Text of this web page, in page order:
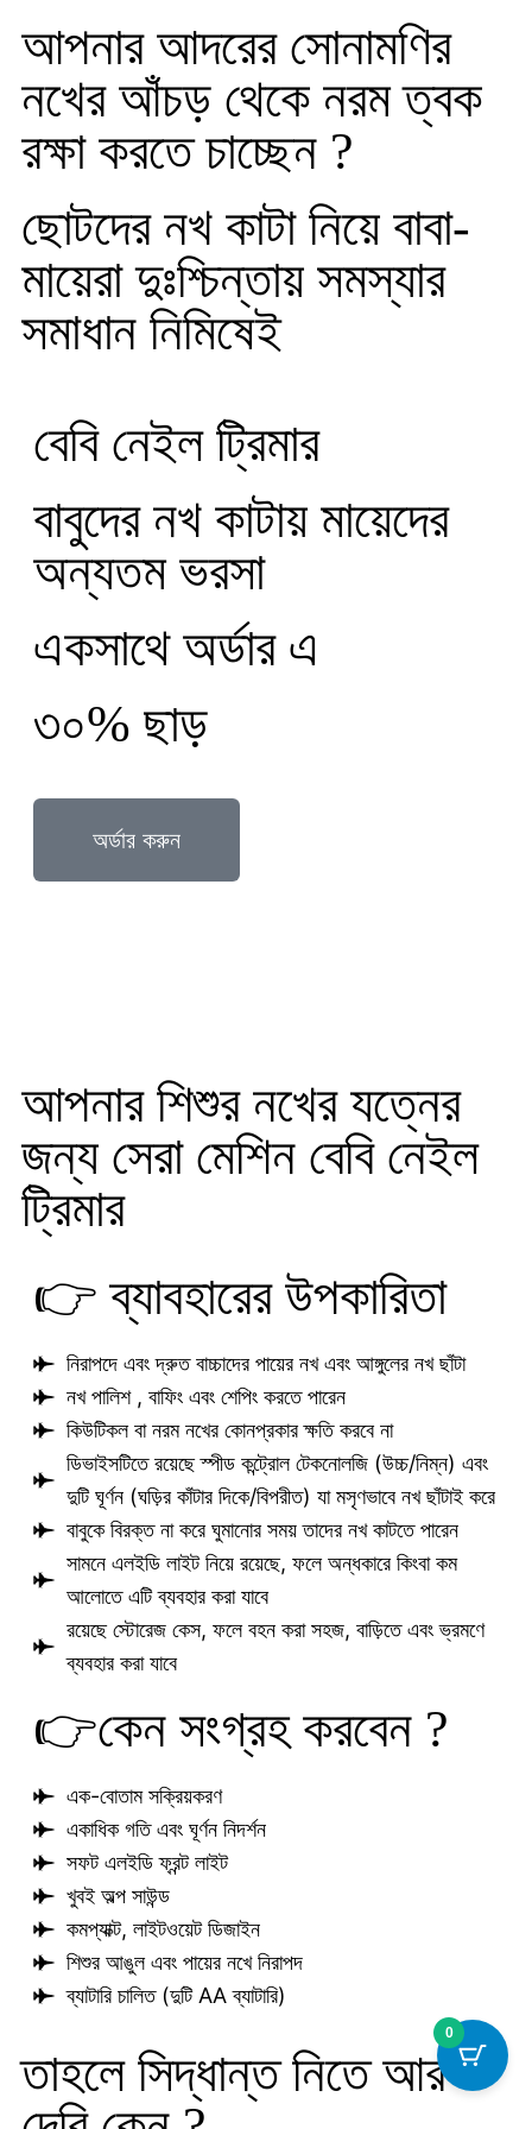
আপনার আদরের সোনামণির
নখের আঁচড় থেকে নরম ত্বক
রক্ষা করতে চাচ্ছেন ?
ছোটদের নখ কাটা নিয়ে বাবা-
মায়েরা দুঃশ্চিন্তায় সমস্যার
সমাধান নিমিষেই
বেবি নেইল ট্রিমার
বাবুদের নখ কাটায় মায়েদের
অন্যতম ভরসা
একসাথে অর্ডার এ
৩০% ছাড়
অর্ডার করুন
আপনার শিশুর নখের যত্নের
জন্য সেরা মেশিন বেবি নেইল
ট্রিমার
👉 ব্যাবহারের উপকারিতা
নিরাপদে এবং দ্রুত বাচ্চাদের পায়ের নখ এবং আঙ্গুলের নখ ছাঁটা
নখ পালিশ , বাফিং এবং শেপিং করতে পারেন
কিউটিকল বা নরম নখের কোনপ্রকার ক্ষতি করবে না
ডিভাইসটিতে রয়েছে স্পীড কন্ট্রোল টেকনোলজি (উচ্চ/নিম্ন) এবং
দুটি ঘূর্ণন (ঘড়ির কাঁটার দিকে/বিপরীত) যা মসৃণভাবে নখ ছাঁটাই করে
বাবুকে বিরক্ত না করে ঘুমানোর সময় তাদের নখ কাটতে পারেন
সামনে এলইডি লাইট নিয়ে রয়েছে, ফলে অন্ধকারে কিংবা কম
আলোতে এটি ব্যবহার করা যাবে
রয়েছে স্টোরেজ কেস, ফলে বহন করা সহজ, বাড়িতে এবং ভ্রমণে
ব্যবহার করা যাবে
👉কেন সংগ্রহ করবেন ?
এক-বোতাম সক্রিয়করণ
একাধিক গতি এবং ঘূর্ণন নিদর্শন
সফট এলইডি ফ্রন্ট লাইট
খুবই অল্প সাউন্ড
কমপ্যাক্ট, লাইটওয়েট ডিজাইন
শিশুর আঙুল এবং পায়ের নখে নিরাপদ
ব্যাটারি চালিত (দুটি AA ব্যাটারি)
তাহলে সিদ্ধান্ত নিতে আর
0